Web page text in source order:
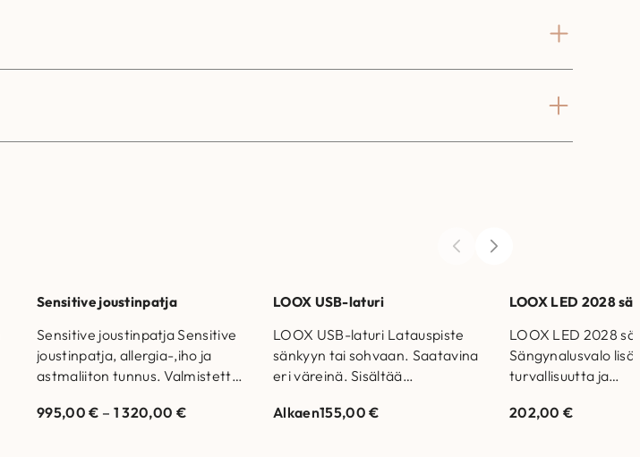
Sensitive joustinpatja
Sensitive joustinpatja Sensitive
joustinpatja, allergia-,iho ja
astmaliiton tunnus. Valmistettu
Astmaliiton hyväksymä
995,00€ – 1 320,00 €
LOOX USB-laturi
LOOX USB-laturi Latauspiste
sänkyyn tai sohvaan. Saatavina
eri väreinä. Sisältää
johtosarjan LOOX USB-laturi
Alkaen155,00€
LOOX LED 2028
LOOX LED 2028
Sängynalusvalo
turvallisuutta ja
202,00€